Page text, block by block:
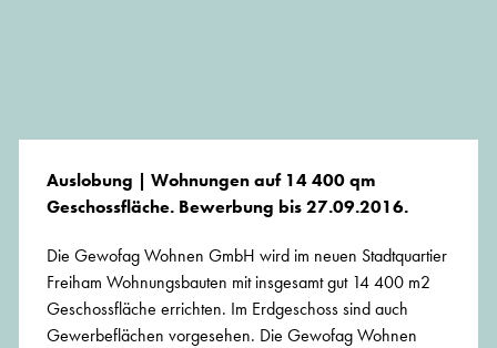
Auslobung | Wohnungen auf 14 400 qm
Geschossfläche. Bewerbung bis 27.09.2016.
Die Gewofag Wohnen GmbH wird im neuen Stadtquartier
Freiham Wohnungsbauten mit insgesamt gut 14 400 m2
Geschossfläche errichten. Im Erdgeschoss sind auch
Gewerbeflächen vorgesehen. Die Gewofag Wohnen